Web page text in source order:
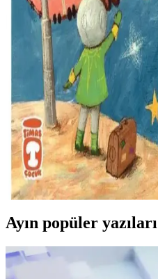
OEM Acil Durum
Karşılaştırması: Hangi
Bu karşılaştırmada OEM Acil
Düdük'ün özellikleri, kullanıcı
şekilde incelenerek en uygun acil
Timaş Çocuk Uzaya
Gücünü Geliştiren Uzay
Çocuklar için tasarlanmış Timaş
geliştiren, uzay macerasını
okuyucuların ilgisini çeker ve
Ayın popüler yazıları